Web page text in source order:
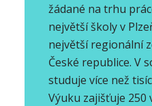
žádané na trhu
největší školy v
největší regionální
České republice. V
studuje více než
Výuku zajišťuje 250